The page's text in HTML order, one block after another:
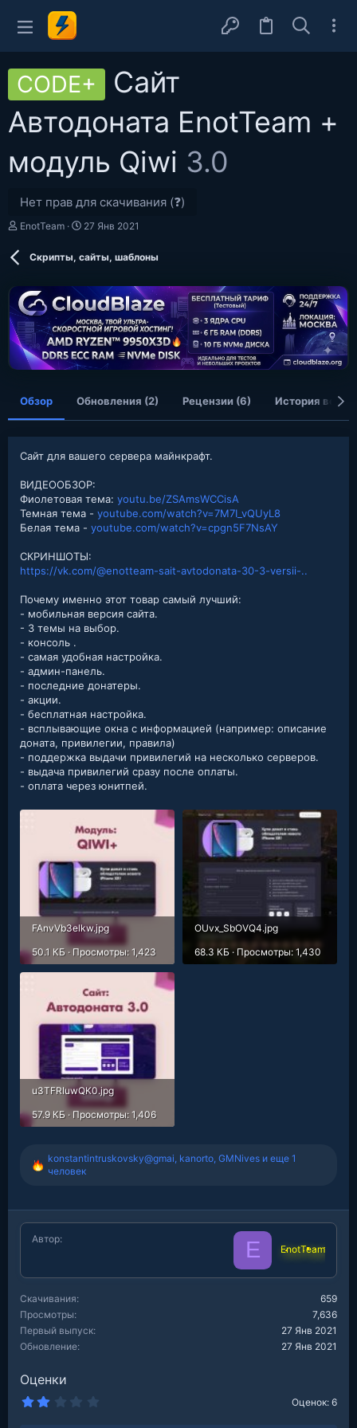
CODE+
Сайт
Автодоната EnotTeam +
модуль Qiwi 3.0
Нет прав для скачивания (❓)
А
EnotTeam
Д
а
о
з
д
а
н
и
я
27 Янв 2021
Скрипты, сайты, шаблоны
Обзор Обновления (2) Рецензии (6) История
Сайт для вашего сервера майнкрафт.
ВИДЕООБЗОР:
Фиолетовая тема: youtu.be/ZSAmsWCCisA
Темная тема - youtube.com/watch?v=7M7I_vQUyL8
Белая тема - youtube.com/watch?v=cpgn5F7NsAY
СКРИНШОТЫ:
https://vk.com/@enotteam-sait-avtodonata-30-3-versii-..
Почему именно этот товар самый лучший:
- мобильная версия сайта.
- 3 темы на выбор.
- консоль .
- самая удобная настройка.
- админ-панель.
- последние донатеры.
- акции.
- бесплатная настройка.
- всплывающие окна с информацией (например: описание
доната, привилегии, правила)
- поддержка выдачи привилегий на несколько серверов.
- выдача привилегий сразу после оплаты.
- оплата через юнитпей.
FAnvVb3elkw.jpg
50.1 КБ · Просмотры: 1,423
OUvx_SbOVQ4.jpg
68.3 КБ · Просмотры: 1,430
u3TFRIuwQK0.jpg
57.9 КБ · Просмотры: 1,406
Р
к
ц
и
и
konstantintruskovsky@gmai kanorto GMNives и еще 1
человек
Автор E EnotTeam
Скачивания
659
Просмотры
7,636
Первый выпуск
27 Янв 2021
Обновление
27 Янв 2021
Оценки
Оценок: 6